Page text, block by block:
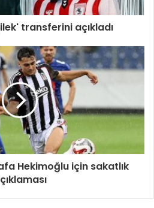
transferini açıkladı
Hekimoğlu için sakatlık